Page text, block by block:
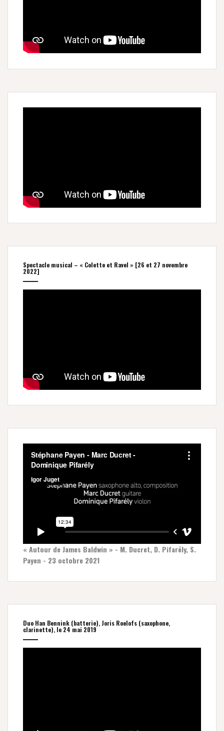
Spectacle musical – « Colette et Ravel » [26 et 27 novembre
2022]
« Autour de James Baldwin » - M. Ducret, D. Pifarély, S.
Payen - 23 octobre 2021
Duo Han Bennink (batterie), Joris Roelofs (saxophone,
clarinette), le 24 mai 2019